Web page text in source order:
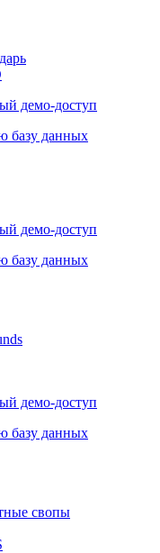
демо-доступ
базу данных
демо-доступ
базу данных
демо-доступ
базу данных
свопы